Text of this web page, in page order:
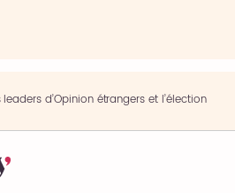
leaders d’Opinion étrangers et l’élection